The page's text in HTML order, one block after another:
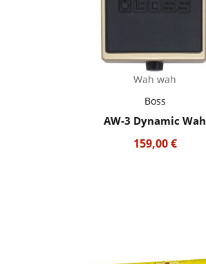
Wah wah
Boss
AW-3 Dynamic Wah
159,00€